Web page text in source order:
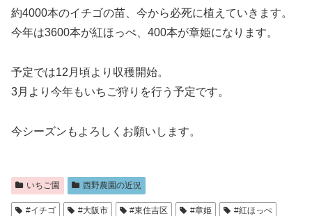
約4000本のイチゴの苗、今から必死に植えていきます。
今年は3600本が紅ほっぺ、400本が章姫になります。
予定では12月頃より収穫開始。
3月より今年もいちご狩りを行う予定です。
今シーズンもよろしくお願いします。
いちご園 西野農園の近況
#イチゴ #大阪市 #東住吉区 #章姫
#紅ほっぺ